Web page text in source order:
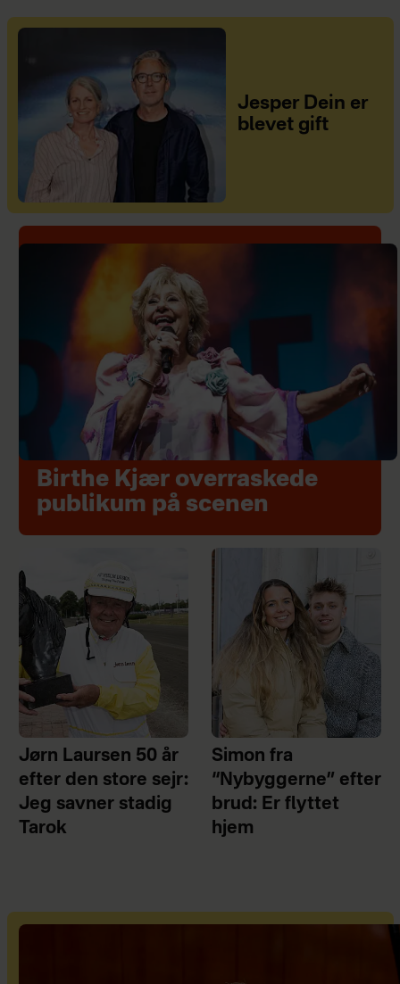
Jesper Dein er
blevet gift
Birthe Kjær overraskede
publikum på scenen
Jørn Laursen 50 år
efter den store sejr:
Jeg savner stadig
Tarok
Simon fra
“Nybyggerne” efter
brud: Er flyttet
hjem